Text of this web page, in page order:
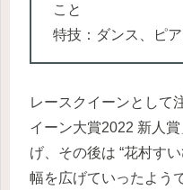
こと
特技：ダンス、ピ
レースクイーンとして
イーン大賞2022 新人
げ、その後は “花村す
幅を広げていったよう